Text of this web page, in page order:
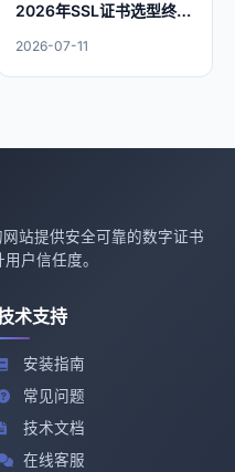
2026年SSL证书选型终极
2026-07-11
站提供安全可靠的数字证书
户信任度。
术支持
安装指南
常见问题
技术文档
在线客服